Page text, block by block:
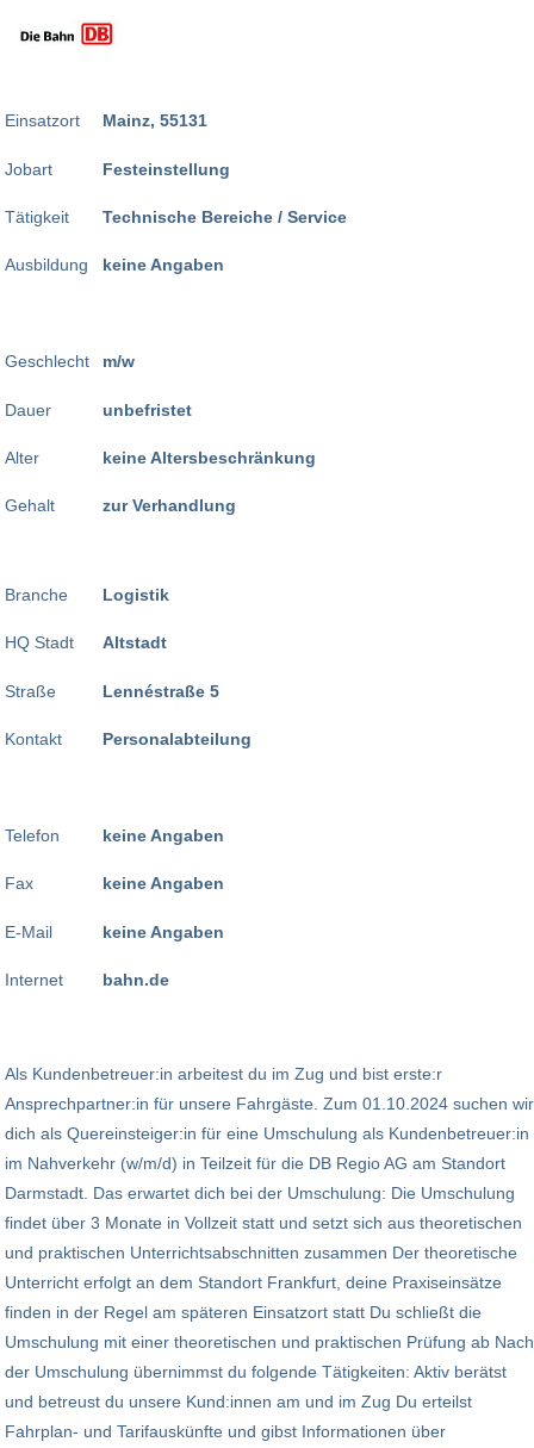
Einsatzort
Jobart
Tätigkeit
Ausbildung
Geschlecht
Dauer
Alter
Gehalt
Mainz, 55131
Festeinstellung
Technische Bereiche / Service
keine Angaben
m/w
unbefristet
keine Altersbeschränkung
zur Verhandlung
Branche
HQ Stadt
Straße
Kontakt
Telefon
Fax
E-Mail
Internet
Logistik
Altstadt
Lennéstraße 5
Personalabteilung
keine Angaben
keine Angaben
keine Angaben
bahn.de
Als Kundenbetreuer:in arbeitest du im Zug und bist erste:r
Ansprechpartner:in für unsere Fahrgäste. Zum 01.10.2024 suchen wir
dich als Quereinsteiger:in für eine Umschulung als Kundenbetreuer:in
im Nahverkehr (w/m/d) in Teilzeit für die DB Regio AG am Standort
Darmstadt. Das erwartet dich bei der Umschulung: Die Umschulung
findet über 3 Monate in Vollzeit statt und setzt sich aus theoretischen
und praktischen Unterrichtsabschnitten zusammen Der theoretische
Unterricht erfolgt an dem Standort Frankfurt, deine Praxiseinsätze
finden in der Regel am späteren Einsatzort statt Du schließt die
Umschulung mit einer theoretischen und praktischen Prüfung ab Nach
der Umschulung übernimmst du folgende Tätigkeiten: Aktiv berätst
und betreust du unsere Kund:innen am und im Zug Du erteilst
Fahrplan- und Tarifauskünfte und gibst Informationen über